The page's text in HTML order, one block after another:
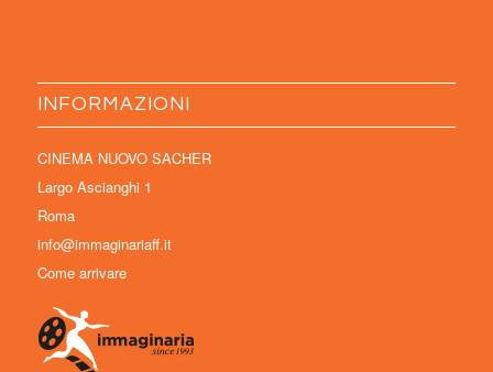
INFORMAZIONI
CINEMA NUOVO SACHER
Largo Ascianghi 1
Roma
info@immaginariaff.it
Come arrivare